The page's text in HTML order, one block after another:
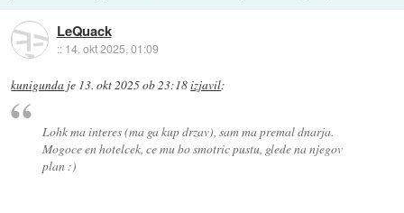
LeQuack
:: 14. okt 2025, 01:09
kunigunda je 13. okt 2025 ob 23:18izjavil:
Lohk ma interes (ma ga kup drzav), sam ma premal dnarja.
Mogoce en hotelcek, ce mu bo smotric pustu, glede na njegov
plan :)